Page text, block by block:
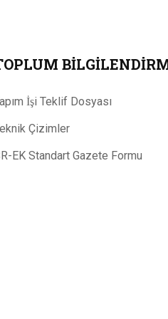
İşi Teklif Dosyası
Çizimler
EK Standart Gazete Formu